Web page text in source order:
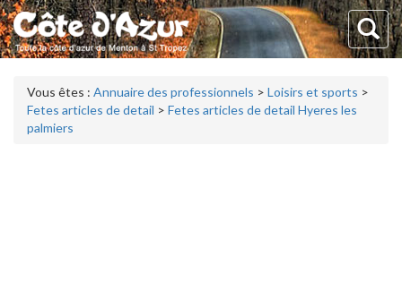
Vous êtes : Annuaire des professionnels > Loisirs et sports >
Fetes articles de detail > Fetes articles de detail Hyeres les
palmiers